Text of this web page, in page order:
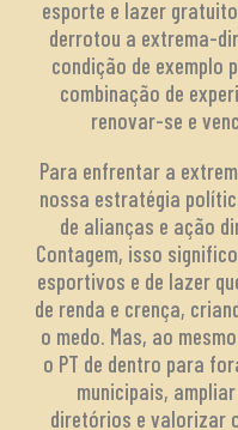
esporte e lazer
derrotou a extrema-
condição de exemplo
combinação de
renovar-se e
Para enfrentar a
nossa estratégia
de alianças e ação
Contagem, isso
esportivos e de lazer
de renda e crença,
o medo. Mas, ao
o PT de dentro para
municipais,
diretórios e valorizar